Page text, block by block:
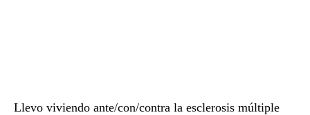
Llevo viviendo ante/con/contra la esclerosis múltiple